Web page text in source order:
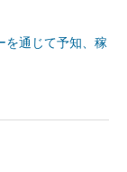
を通じて予知、稼